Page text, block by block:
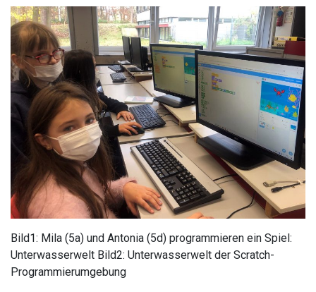
Bild1: Mila (5a) und Antonia (5d) programmieren ein Spiel:
Unterwasserwelt Bild2: Unterwasserwelt der Scratch-
Programmierumgebung